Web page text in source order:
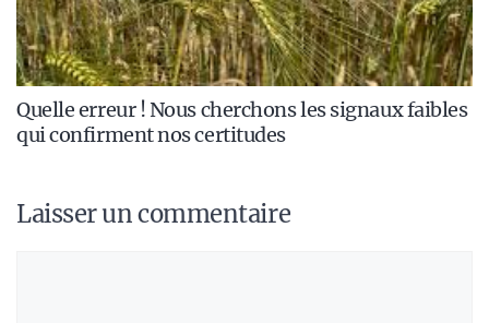
Quelle erreur ! Nous cherchons les signaux faibles
qui confirment nos certitudes
Laisser un commentaire